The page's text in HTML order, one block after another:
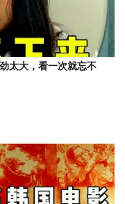
太大，看一次就忘不